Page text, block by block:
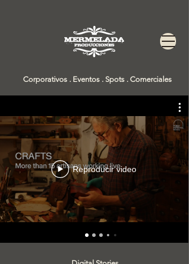
Corporativos . Eventos . Spots . Comerciales
Reproducir video